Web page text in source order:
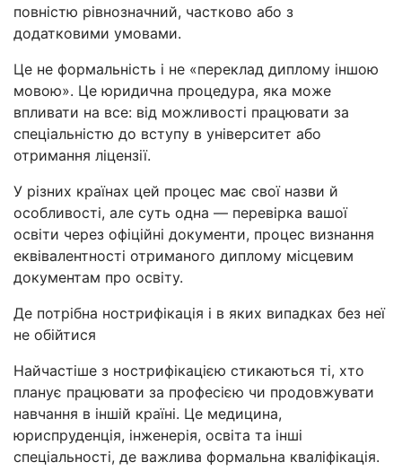
повністю рівнозначний, частково або з
додатковими умовами.
Це не формальність і не «переклад диплому іншою
мовою». Це юридична процедура, яка може
впливати на все: від можливості працювати за
спеціальністю до вступу в університет або
отримання ліцензії.
У різних країнах цей процес має свої назви й
особливості, але суть одна — перевірка вашої
освіти через офіційні документи, процес визнання
еквівалентності отриманого диплому місцевим
документам про освіту.
Де потрібна нострифікація і в яких випадках без неї
не обійтися
Найчастіше з нострифікацією стикаються ті, хто
планує працювати за професією чи продовжувати
навчання в іншій країні. Це медицина,
юриспруденція, інженерія, освіта та інші
спеціальності, де важлива формальна кваліфікація.